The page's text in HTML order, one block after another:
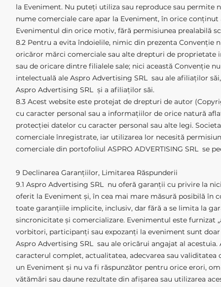
la Eveniment. Nu puteți utiliza sau reproduce sau permite
nume comerciale care apar la Eveniment, în orice
Evenimentul din orice motiv, fără permisiunea prealabilă
8.2 Pentru a evita îndoielile, nimic din prezenta Convenție
oricăror mărci comerciale sau alte drepturi de proprietate
sau de oricare dintre filialele sale; nici această Convenție
intelectuală ale Aspro Advertising SRL sau ale afiliaților
Aspro Advertising SRL și a afiliaților săi.
8.3 Acest website este protejat de drepturi de autor
cu caracter personal sau a informaţiilor de orice natură
protecţiei datelor cu caracter personal sau alte legi.
comerciale înregistrate, iar utilizarea lor necesită
comerciale din portofoliul ASPRO ADVERTISING SRL se
9 Declinarea Garanțiilor, Limitarea Răspunderii
9.1 Aspro Advertising SRL nu oferă garanții cu privire la
oferit la Eveniment și, în cea mai mare măsură posibilă în
toate garanțiile implicite, inclusiv, dar fără a se limita la
sincronicitate și comercializare. Evenimentul este furnizat
vorbitori, participanți sau expozanți la eveniment sunt
Aspro Advertising SRL sau ale oricărui angajat al
caracterul complet, actualitatea, adecvarea sau
un Eveniment și nu va fi răspunzător pentru orice erori,
vătămări sau daune rezultate din afișarea sau utilizarea